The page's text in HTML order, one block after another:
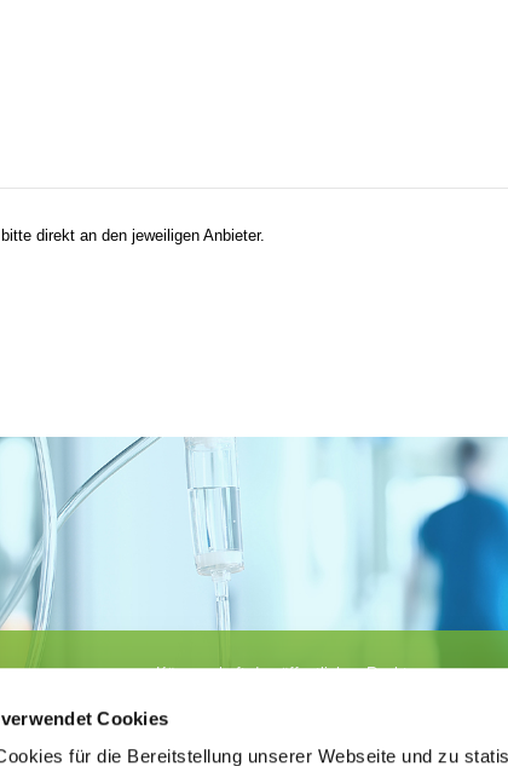
Cookies
für die Bereitstellung unserer Webseite und zu
direkt an den jeweiligen Anbieter.
Körperschaft des öffentlichen Rechts